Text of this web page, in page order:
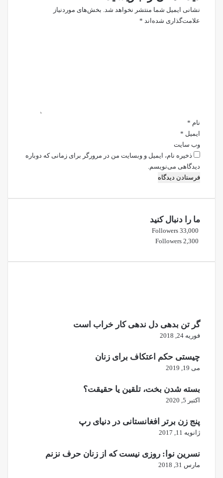
نشانی ایمیل شما منتشر نخواهد شد. بخش‌های موردنیاز
علامت‌گذاری شده‌اند *
نام *
ایمیل *
وب‌ سایت
ذخیره نام، ایمیل و وبسایت من در مرورگر برای زمانی که دوباره
دیدگاهی می‌نویسم.
ما را دنبال کنید
33,000
Followers
2,300
Followers
گر تن بدهی دل ندهی کار خراب است
فوریه 24, 2018
چیستی حکم اعتکاف برای زنان
می 19, 2019
بسته شدن بخت، تلقین یا حقیقت؟
اکتبر 5, 2020
پنج زن برتر افغانستانی در دنیای رپ
ژانویه 11, 2017
نسرین نوا: روزی نیست که از زنان حرف نزنم
مارس 31, 2018